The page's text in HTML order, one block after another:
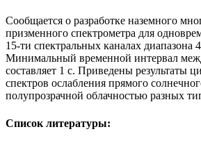
Сообщается о разработке наземного
призменного спектрометра для
15-ти спектральных каналах диапазона
Минимальный временной интервал
составляет 1 с. Приведены результаты
спектров ослабления прямого
полупрозрачной облачностью разных
Список литературы: